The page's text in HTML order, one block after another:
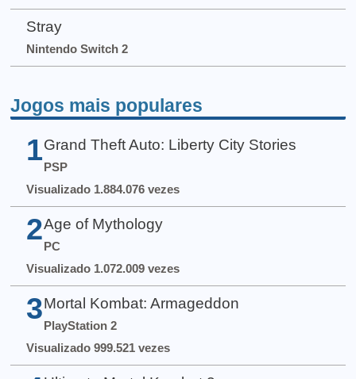
Stray
Nintendo Switch 2
Jogos mais populares
1 Grand Theft Auto: Liberty City Stories
PSP
Visualizado 1.884.076 vezes
2 Age of Mythology
PC
Visualizado 1.072.009 vezes
3 Mortal Kombat: Armageddon
PlayStation 2
Visualizado 999.521 vezes